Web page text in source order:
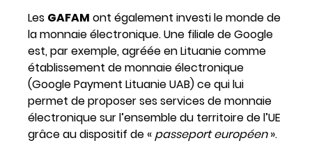
Les GAFAM ont également investi le monde de
la monnaie électronique. Une filiale de Google
est, par exemple, agréée en Lituanie comme
établissement de monnaie électronique
(Google Payment Lituanie UAB) ce qui lui
permet de proposer ses services de monnaie
électronique sur l’ensemble du territoire de l’UE
grâce au dispositif de « passeport européen».